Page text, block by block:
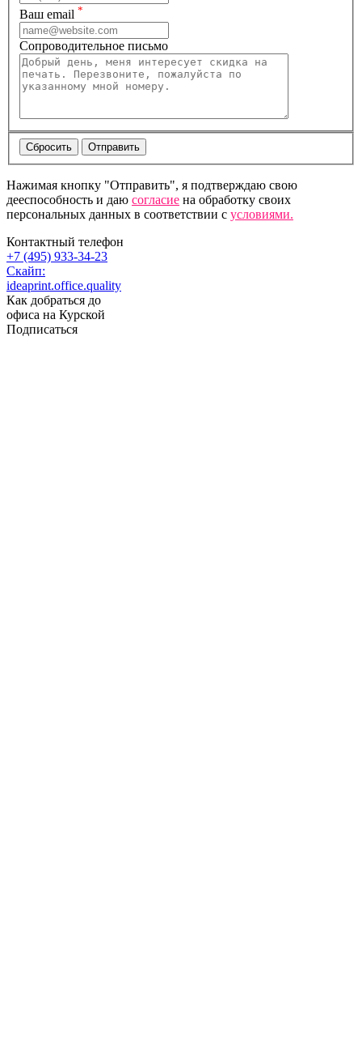
Ваш email *
Сопроводительное письмо
Нажимая кнопку "Отправить", я подтверждаю свою
дееспособность и даю согласие на обработку своих
персональных данных в соответствии с условиями.
Контактный телефон
+7 (495) 933-34-23
Скайп:
ideaprint.office.quality
Как добраться до
офиса на Курской
Подписаться